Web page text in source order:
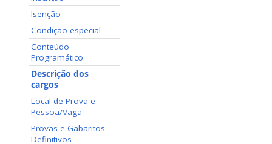
Isenção
Condição especial
Conteúdo
Programático
Descrição dos
cargos
Local de Prova e
Pessoa/Vaga
Provas e Gabaritos
Definitivos